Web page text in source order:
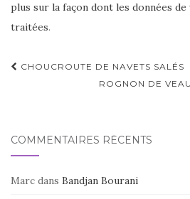
plus sur la façon dont les données
traitées.
Navigation
CHOUCROUTE DE NAVETS SALÉS
ROGNON DE
COMMENTAIRES RÉCENTS
Marc dans Bandjan Bourani